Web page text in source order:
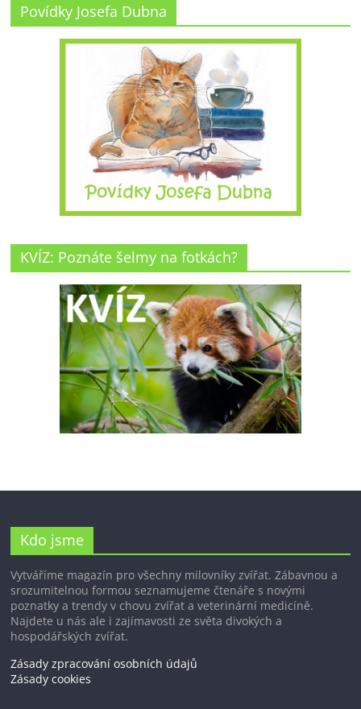
Povídky Josefa Dubna
KVÍZ: Poznáte šelmy na fotkách?
Kdo jsme
Vytváříme magazín pro všechny milovníky zvířat. Zábavnou a
srozumitelnou formou seznamujeme čtenáře s novými
poznatky a trendy v chovu zvířat a veterinární medicíně.
Najdete u nás ale i zajímavosti ze světa divokých a
hospodářských zvířat.
Zásady zpracování osobních údajů
Zásady cookies